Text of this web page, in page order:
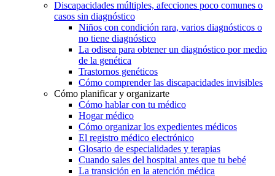
Discapacidades múltiples, afecciones poco comunes o
casos sin diagnóstico
Niños con condición rara, varios diagnósticos o
no tiene diagnóstico
La odisea para obtener un diagnóstico por medio
de la genética
Trastornos genéticos
Cómo comprender las discapacidades invisibles
Cómo planificar y organizarte
Cómo hablar con tu médico
Hogar médico
Cómo organizar los expedientes médicos
El registro médico electrónico
Glosario de especialidades y terapias
Cuando sales del hospital antes que tu bebé
La transición en la atención médica